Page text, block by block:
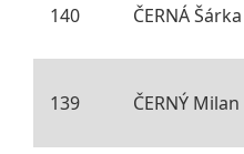
140 ČERNÁ Šárka
139 ČERNÝ Milan